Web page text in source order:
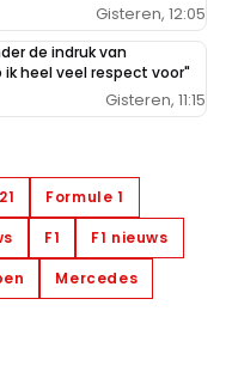
Gisteren, 12:05
de indruk van
heel veel respect voor"
Gisteren, 11:15
Formule 1
F1
F1 nieuws
Mercedes